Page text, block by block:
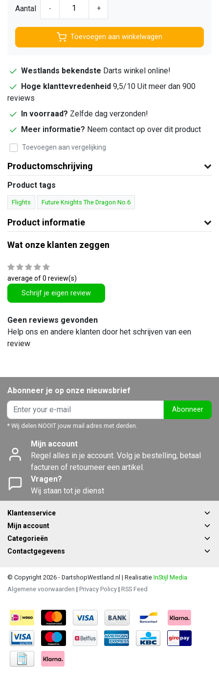
Aantal - +
Toevoegen aan winkelwagen
Westlands bekendste Darts winkel online!
Hoge klanttevredenheid 9,5/10 Uit meer dan 900
reviews
In voorraad? Zelfde dag verzonden!
Meer informatie? Neem contact op over dit product
Toevoegen aan vergelijking
Productomschrijving
Product tags
Flights Future Knights The Dragon No.6
Product informatie
Wat onze klanten zeggen
average of 0 review(s)
Schrijf je eigen review
Geen reviews gevonden
Help ons en andere klanten door het schrijven van een
review
Abonneer je op onze nieuwsbrief
Abonneer
* Wij delen NOOIT jouw mail adres met derden.
Mijn account
Regel alles in je account. Volg je bestelling, betaal
facturen of retourneer een artikel.
Vragen?
Wij staan tot je dienst
Klantenservice
Mijn account
Categorieën
Contactgegevens
© Copyright 2026 - DartshopWestland.nl | Realisatie InStijl Media
Algemene voorwaarden | Privacy Policy | RSS Feed